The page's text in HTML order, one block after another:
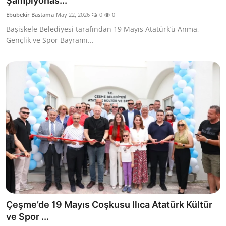
İl / İlçe Başkanlıkları
İlçeler
Kaymakamlıklar
TBMM
Siyasi Partiler
Yerel Yönetimler
Mülki İdare
Toplum ve Yaşam
Sivil Toplum Kuruluşları
Ebubekir Bastama May 22, 2026 0 0
Başiskele Belediyesi tarafından 19 Mayıs Atatürk’ü Anma,
Gençlik ve Spor Bayramı...
Çeşme’de 19 Mayıs Coşkusu Ilıca Atatürk Kültür
ve Spor ...